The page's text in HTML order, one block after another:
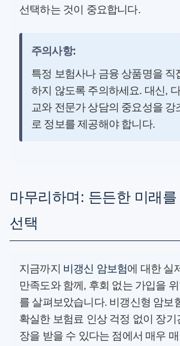
선택하는 것이 중요합니다.
주의사항:
특정 보험사나 금융 상품명을 직
하지 않도록 주의하세요. 대신,
교와 전문가 상담의 중요성을 강
로 정보를 제공해야 합니다.
마무리하며: 든든한 미래
선택
지금까지 비갱신 암보험에 대한 실
만족도와 함께, 후회 없는 가입을
를 살펴보았습니다. 비갱신형 암보
확실한 보험료 인상 걱정 없이 장기
장을 받을 수 있다는 점에서 매우